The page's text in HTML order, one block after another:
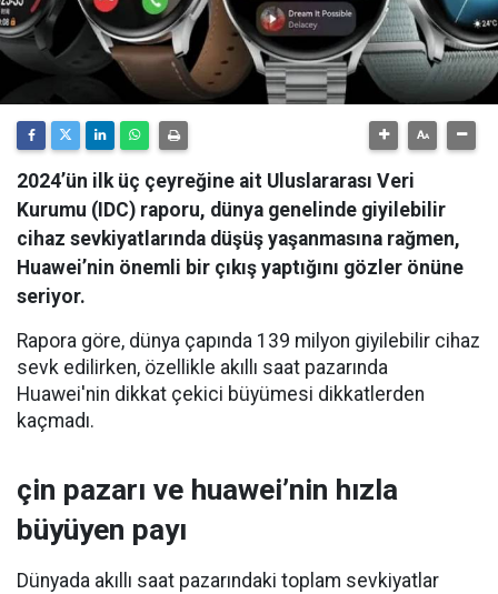
2024’ün ilk üç çeyreğine ait Uluslararası Veri
Kurumu (IDC) raporu, dünya genelinde giyilebilir
cihaz sevkiyatlarında düşüş yaşanmasına rağmen,
Huawei’nin önemli bir çıkış yaptığını gözler önüne
seriyor.
Rapora göre, dünya çapında 139 milyon giyilebilir cihaz
sevk edilirken, özellikle akıllı saat pazarında
Huawei'nin dikkat çekici büyümesi dikkatlerden
kaçmadı.
çin pazarı ve huawei’nin hızla
büyüyen payı
Dünyada akıllı saat pazarındaki toplam sevkiyatlar